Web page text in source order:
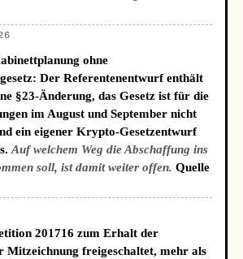
ohne
Der Referentenentwurf enthält
§23-Änderung, das Gesetz ist für die
im August und September nicht
ein eigener Krypto-Gesetzentwurf
Auf welchem Weg die Abschaffung ins
soll, ist damit weiter offen. Quelle
201716 zum Erhalt der
Mitzeichnung freigeschaltet, mehr als